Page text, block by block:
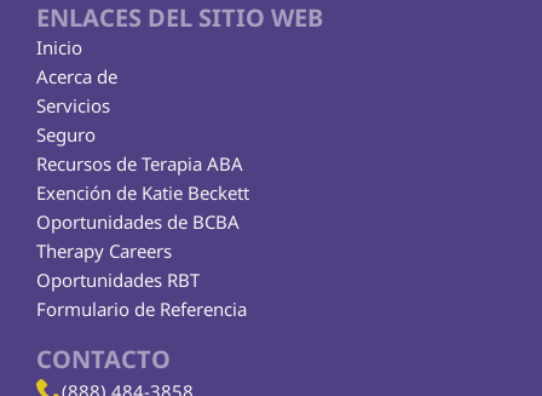
ENLACES DEL SITIO WEB
Inicio
Acerca de
Servicios
Seguro
Exención de Katie Beckett
Recursos de Terapia ABA
Therapy Careers
Oportunidades de BCBA
Oportunidades RBT
Formulario de Referencia
CONTACTO
(888) 484-3858